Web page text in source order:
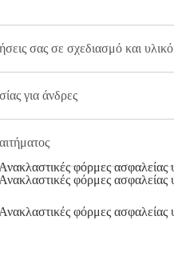
σας σε σχεδιασμό και υλικό
για άνδρες